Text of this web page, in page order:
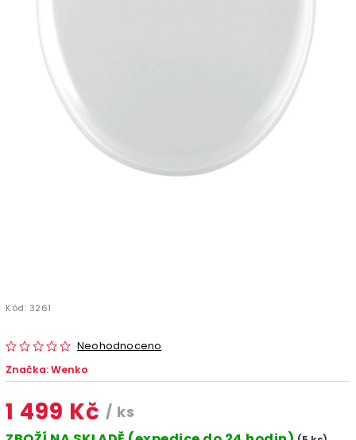
Kód: 3261
Neohodnoceno
Značka:Wenko
1 499 Kč / ks